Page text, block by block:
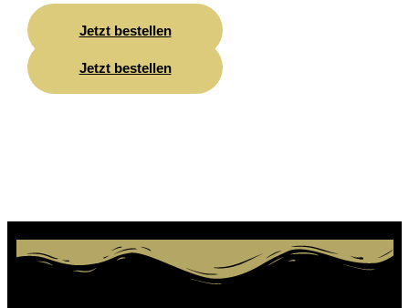
Jetzt bestellen
Jetzt bestellen